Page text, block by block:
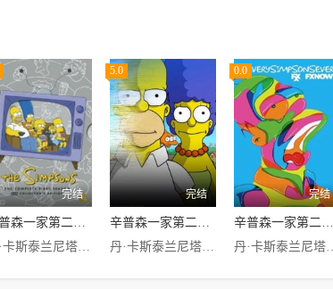
完结
5.0
完结
丹·卡斯泰兰尼塔,朱莉·卡夫娜,南茜·卡特莱特,雅德丽·史密斯,汉克·阿扎利亚,哈里·谢尔,潘蜜拉·海登,露西·泰勒,麦琪·罗丝威尔,崔丝·麦妮利,玛西娅·华莱士,克里斯·埃杰利,克里斯汀·韦格,凯文·迈克尔·理查德森,雷切尔·玛多,乔·纳马斯
0.0
完结
丹·卡斯泰兰尼塔,朱莉·卡夫娜,南茜·卡特莱特,雅德丽·史密斯,汉克·阿扎利亚,哈里·谢尔,潘蜜拉·海登,露西·泰勒,麦琪·罗丝威尔,崔丝·麦妮利,克里斯·埃杰利